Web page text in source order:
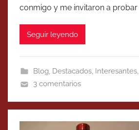
conmigo y me invitaron a probar
Seguir leyendo
Blog, Destacados, Interesantes,
3 comentarios